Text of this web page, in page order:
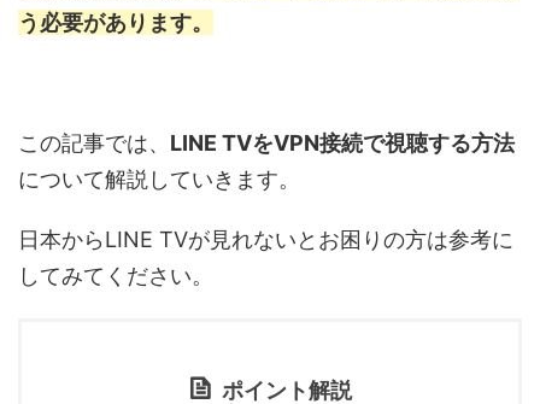
う必要があります。
この記事では、 LINE TVをVPN接続で視聴する方法
について解説していきます。
日本からLINE TVが見れないとお困りの方は参考に
してみてください。
ポイント解説